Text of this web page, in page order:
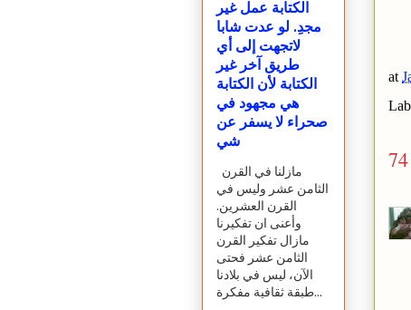
at
الكتابة عمل غير
مجدِ. لو عدت شابا
لاتجهت إلى أي
طريق آخر غير
الكتابة لأن الكتابة
هي مجهود في
صحراء لا يسفر عن
شي
الثامن عشر وليس في
القرن العشرين.
وأعنى ان تفكيرنا
مازال تفكير القرن
الثامن عشر فحتى
الآن، ليس في بلادنا
طبقة ثقافية مفكرة...